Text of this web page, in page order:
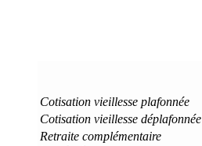
Cotisation vieillesse plafonnée
Cotisation vieillesse déplafonnée
Retraite complémentaire